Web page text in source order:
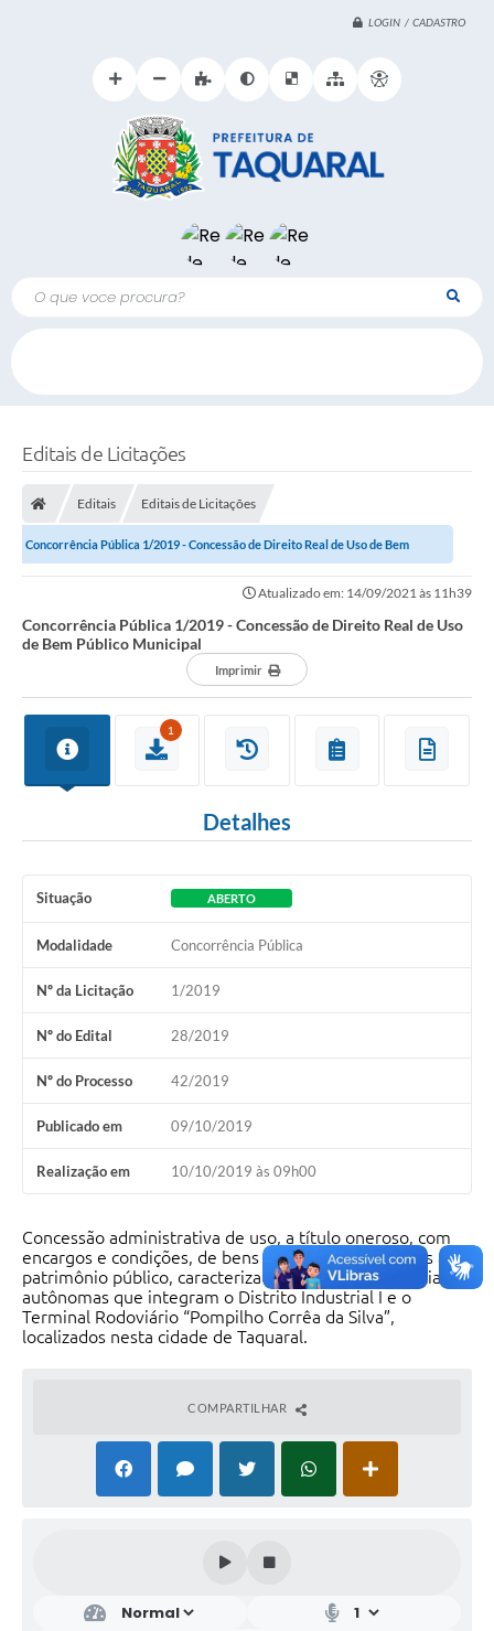
LOGIN / CADASTRO
O que voce procura?
Editais de Licitações
Editais Editais de Licitações
Concorrência Pública 1/2019 - Concessão de Direito Real de Uso de Bem
Atualizado em: 14/09/2021 às 11h39
Concorrência Pública 1/2019 - Concessão de Direito Real de Uso
de Bem Público Municipal
Imprimir
1
Detalhes
Situação ABERTO
Modalidade Concorrência Pública
Nº da Licitação 1/2019
Nº do Edital 28/2019
Nº do Processo 42/2019
Publicado em 09/10/2019
Realização em 10/10/2019 às 09h00
Concessão administrativa de uso, a título oneroso, com
encargos e condições, de bens imóveis pertencentes ao
patrimônio público, caracterizados como dependências
autônomas que integram o Distrito Industrial I e o
Terminal Rodoviário “Pompilho Corrêa da Silva”,
localizados nesta cidade de Taquaral.
COMPARTILHAR